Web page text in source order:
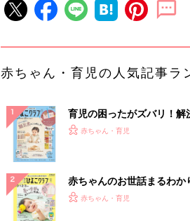
赤ちゃん・育児の人気記事ラ
育児の困ったがズバリ！解
『ひよこクラブ 秋号』 4
赤ちゃん・育児
赤ちゃんのお世話まるわか
てのひよこクラブ 夏号』〈
赤ちゃん・育児